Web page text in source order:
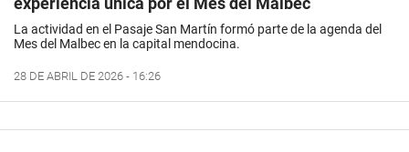
La actividad en el Pasaje San Martín formó parte de la agenda del
Mes del Malbec en la capital mendocina.
28 DE ABRIL DE 2026 - 16:26